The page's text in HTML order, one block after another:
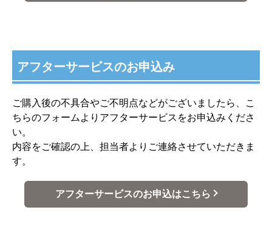
アフターサービスのお申込み
ご購入後の不具合やご不明点などがございましたら、こ
ちらのフォームよりアフターサービスをお申込みくださ
い。
内容をご確認の上、担当者よりご連絡させていただきま
す。
アフターサービスのお申込はこちら